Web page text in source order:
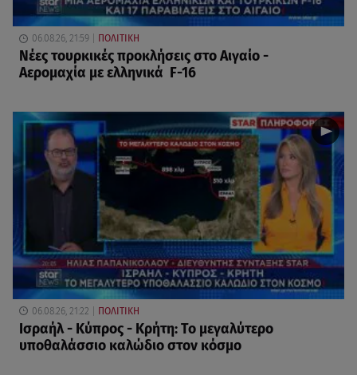
06.08.26, 21:59 ΠΟΛΙΤΙΚΗ
Νέες τουρκικές προκλήσεις στο Αιγαίο -
Αερομαχία με ελληνικά F-16
06.08.26, 21:22 ΠΟΛΙΤΙΚΗ
Ισραήλ - Κύπρος - Κρήτη: Το μεγαλύτερο
υποθαλάσσιο καλώδιο στον κόσμο